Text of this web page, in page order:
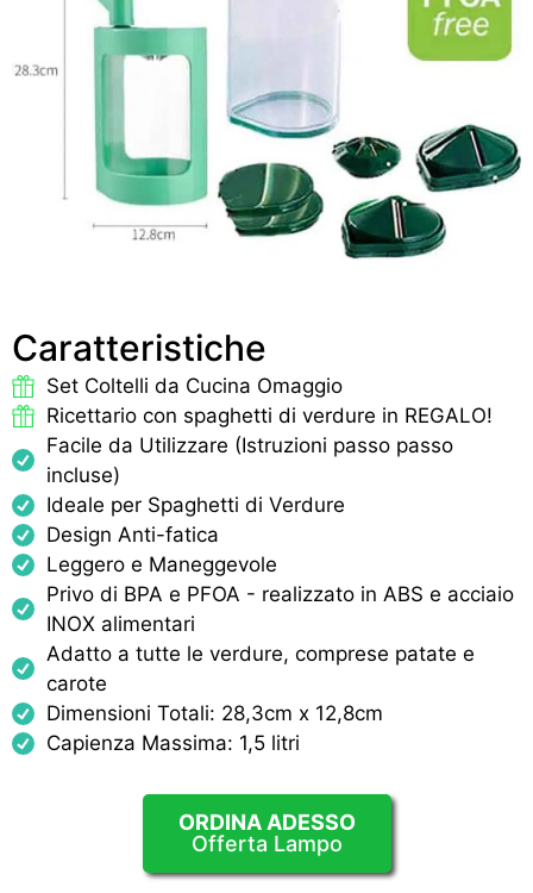
Caratteristiche
Set Coltelli da Cucina Omaggio
Ricettario con spaghetti di verdure in REGALO!
Facile da Utilizzare (Istruzioni passo passo
incluse)
Ideale per Spaghetti di Verdure
Design Anti-fatica
Leggero e Maneggevole
Privo di BPA e PFOA - realizzato in ABS e acciaio
INOX alimentari
Adatto a tutte le verdure, comprese patate e
carote
Dimensioni Totali: 28,3cm x 12,8cm
Capienza Massima: 1,5 litri
ORDINA ADESSO
Offerta Lampo